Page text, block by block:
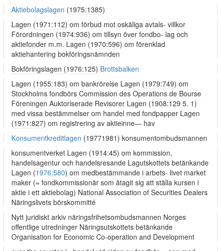
Aktiebolagslagen (1975:1385)
Lagen (1971:112) om förbud mot oskäliga avtals- villkor
Förordningen (1974:936) om tillsyn över fondbo- lag och
aktiefonder m.m. Lagen (1970:596) om förenklad
aktiehantering bokföringsnämnden
Bokföringslagen (1976:125) Brottsbalken
Lagen (1955:183) om bankrörelse Lagen (1979:749) om
Stockholms fondbörs Commission des Operations de Bourse
Föreningen Auktoriserade Revisorer Lagen (1908:129 5. 1)
med vissa bestämmelser om handel med fondpapper Lagen
(1971:827) om registrering av aktieinne— hav
Konsumentkreditlagen (19771981) konsumentombudsmannen
konsumentverket Lagen (1914:45) om kommission,
handelsagentur och handelsresande Lagutskottets betänkande
Lagen (1976:580) om medbestämmande i arbets- livet market
maker (= fondkommissionär som åtagit sig att ställa kursen i
aktie i ett aktiebolag) National Association of Securities Dealers
Näringslivets börskommitté
Nytt juridiskt arkiv näringsfrihetsombudsmannen Norges
offentlige utredninger Näringsutskottets betänkande
Organisation for Economic Co-operation and Development